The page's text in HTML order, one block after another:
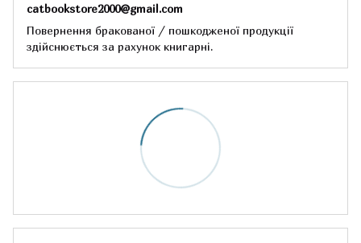
catbookstore2000@gmail.com
Повернення бракованої / пошкодженої продукції
здійснюється за рахунок книгарні.